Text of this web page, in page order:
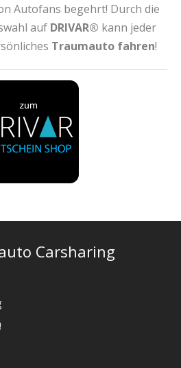
Autofans begehrt! Durch die
auf DRIVAR® kann jeder
Traumauto fahren!
Carsharing